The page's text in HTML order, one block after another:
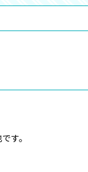
す。